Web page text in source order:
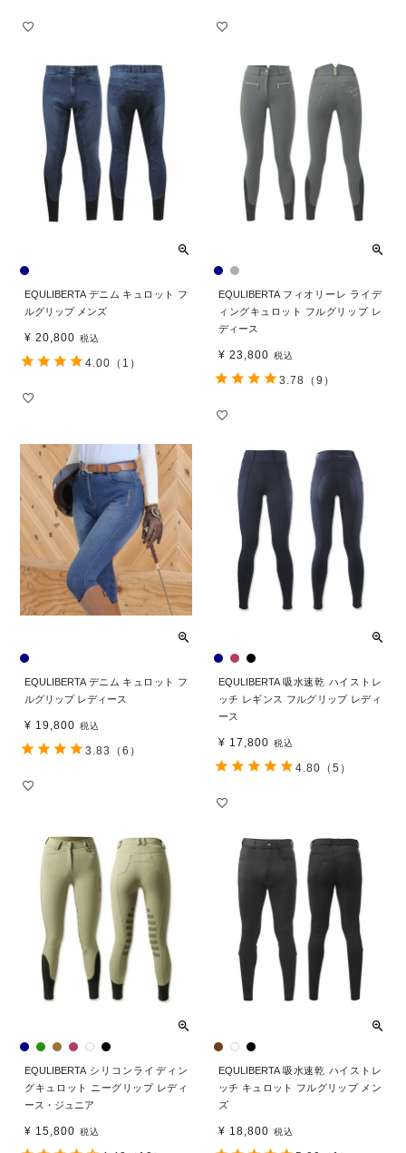
EQULIBERTA デニム キュロット フ
ルグリップ メンズ
¥ 20,800 税込
4.00 （1）
EQULIBERTA フィオリーレ ライデ
ィングキュロット フルグリップ レ
ディース
¥ 23,800 税込
3.78 （9）
EQULIBERTA デニム キュロット フ
ルグリップ レディース
¥ 19,800 税込
3.83 （6）
EQULIBERTA 吸水速乾 ハイストレ
ッチ レギンス フルグリップ レディ
ース
¥ 17,800 税込
4.80 （5）
EQULIBERTA シリコンライディン
グキュロット ニーグリップ レディ
ース・ジュニア
¥ 15,800 税込
EQULIBERTA 吸水速乾 ハイストレ
ッチ キュロット フルグリップ メン
ズ
¥ 18,800 税込